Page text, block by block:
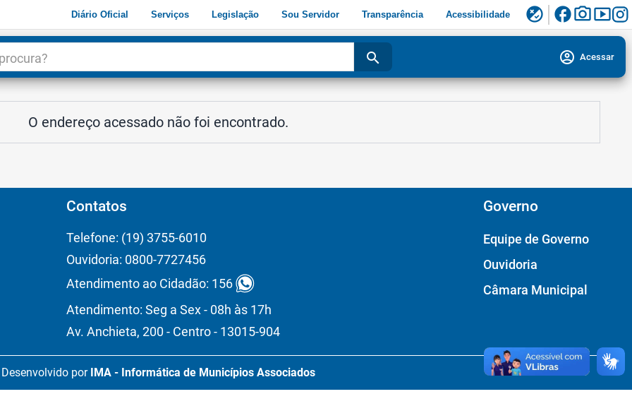
Diário Oficial Serviços Legislação Sou Servidor Transparência Acessibilidade flaky facebookphoto_camerasmart_display
search account_circle Acessar
O endereço acessado não foi encontrado.
Contatos
Telefone: (19) 3755-6010
Ouvidoria: 0800-7727456
Atendimento ao Cidadão: 156
Atendimento: Seg a Sex - 08h às 17h
Av. Anchieta, 200 - Centro - 13015-904
Governo
Equipe de Governo
Ouvidoria
Câmara Municipal
Desenvolvido por IMA - Informática de Municípios Associados